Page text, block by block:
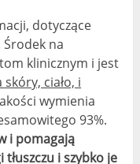
dotyczące
Środek na
klinicznym i jest
ciało, i
wymienia
93%.
i pomagają
i szybko je